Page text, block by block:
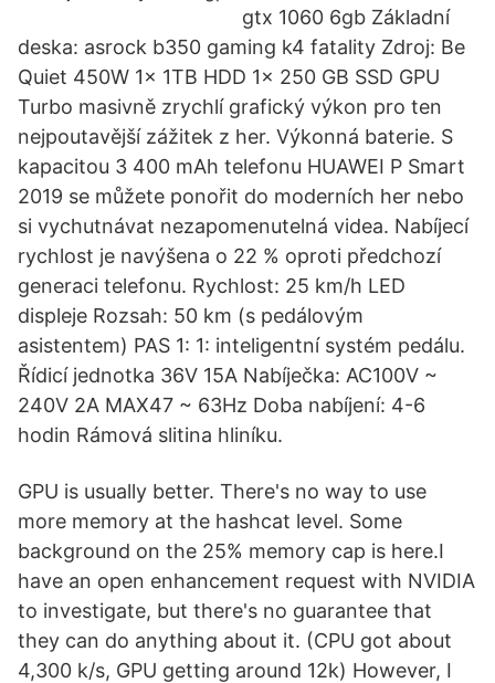
gtx 1060 6gb Základní
deska: asrock b350 gaming k4 fatality Zdroj: Be
Quiet 450W 1x 1TB HDD 1x 250 GB SSD GPU
Turbo masivně zrychlí grafický výkon pro ten
nejpoutavější zážitek z her. Výkonná baterie. S
kapacitou 3 400 mAh telefonu HUAWEI P Smart
2019 se můžete ponořit do moderních her nebo
si vychutnávat nezapomenutelná videa. Nabíjecí
rychlost je navýšena o 22 % oproti předchozí
generaci telefonu. Rychlost: 25 km/h LED
displeje Rozsah: 50 km (s pedálovým
asistentem) PAS 1: 1: inteligentní systém pedálu.
Řídicí jednotka 36V 15A Nabíječka: AC100V ~
240V 2A MAX47 ~ 63Hz Doba nabíjení: 4-6
hodin Rámová slitina hliníku.
GPU is usually better. There's no way to use
more memory at the hashcat level. Some
background on the 25% memory cap is here.I
have an open enhancement request with NVIDIA
to investigate, but there's no guarantee that
they can do anything about it. (CPU got about
4,300 k/s, GPU getting around 12k) However, I